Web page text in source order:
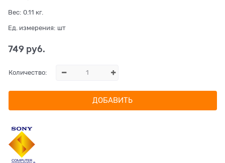
Вес: 0.11 кг.
Ед. измерения: шт
749 руб.
Количество:
ДОБАВИТЬ